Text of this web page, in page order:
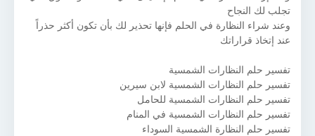
تجلب لك النجاح
وعند شراء النظارة في الحلم فإنها تحذير لك بأن تكون أكثر حذراً
عند إتخاذ قراراتك
تفسير حلم النظارات الشمسية
تفسير حلم النظارات الشمسية لابن سيرين
تفسير حلم النظارات الشمسية للحامل
تفسير حلم النظارات الشمسية في المنام
تفسير حلم النظارة الشمسية السوداء